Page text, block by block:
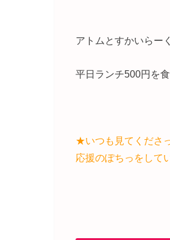
アトムとすかいらー
平日ランチ500円を
★いつも見てくださ
応援のぽちっをして